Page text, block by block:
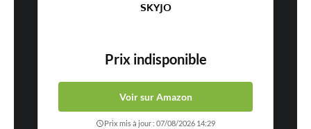
SKYJO
Prix indisponible
Voir sur Amazon
Prix mis à jour : 07/08/2026 14:29